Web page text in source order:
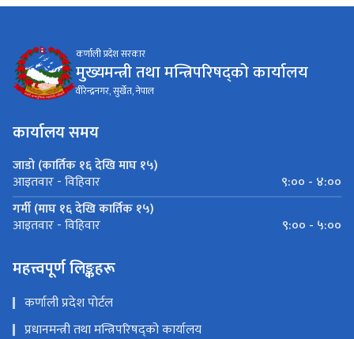
कर्णाली प्रदेश सरकार
मुख्यमन्त्री तथा मन्त्रिपरिषद्को कार्यालय
वीरेन्द्रनगर, सुर्खेत, नेपाल
कार्यालय समय
जाडो (कार्तिक १६ देखि माघ १५)
आइतवार - विहिवार
९:०० - ४:००
गर्मी (माघ १६ देखि कार्तिक १५)
आइतवार - विहिवार ९:०० - ५:००
महत्त्वपूर्ण लिङ्कहरू
कर्णाली प्रदेश पोर्टल
प्रधानमन्त्री तथा मन्त्रिपरिषद्को कार्यालय